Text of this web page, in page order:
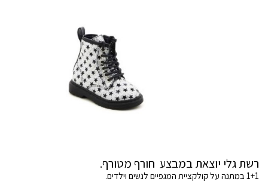
רשת גלי יוצאת במבצע חורף מטורף.
1+1 במתנה על קולקציית המגפיים לנשים וילדים.